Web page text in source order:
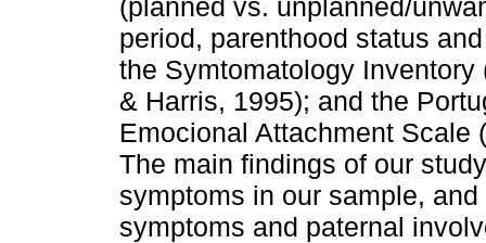
period, parenthood status
the Symtomatology
& Harris, 1995); and the
Emocional Attachment Scale
The main findings of our
symptoms in our sample,
symptoms and paternal